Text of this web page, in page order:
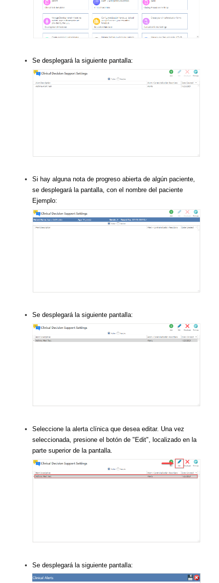
Se desplegará la siguiente pantalla:
Si hay alguna nota de progreso abierta de algún paciente,
se desplegará la pantalla, con el nombre del paciente
Ejemplo:
Se desplegará la siguiente pantalla:
Seleccione la alerta clínica que desea editar. Una vez
seleccionada, presione el botón de "Edit", localizado en la
parte superior de la pantalla.
Se desplegará la siguiente pantalla: